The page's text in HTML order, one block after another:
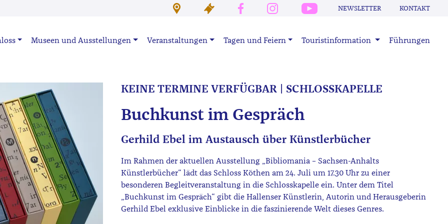
NEWSLETTER KONTAKT
Museen und Ausstellungen Veranstaltungen Tagen und Feiern Touristinformation Führungen
KEINE TERMINE VERFÜGBAR | SCHLOSSKAPELLE
Buchkunst im Gespräch
Gerhild Ebel im Austausch über Künstlerbücher
Im Rahmen der aktuellen Ausstellung „Bibliomania – Sachsen-Anhalts
Künstlerbücher“ lädt das Schloss Köthen am 24. Juli um 17.30 Uhr zu einer
besonderen Begleitveranstaltung in die Schlosskapelle ein. Unter dem Titel
„Buchkunst im Gespräch“ gibt die Hallenser Künstlerin, Autorin und Herausgeberin
Gerhild Ebel exklusive Einblicke in die faszinierende Welt dieses Genres.